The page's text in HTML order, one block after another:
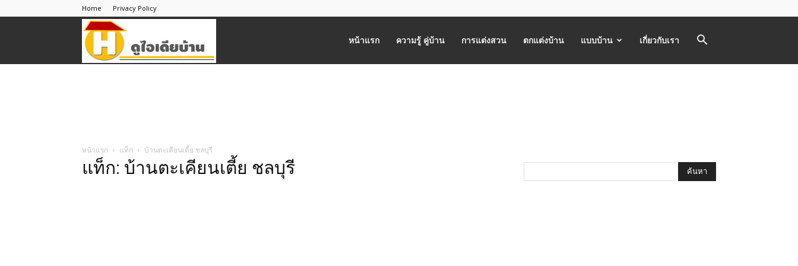
Home Privacy Policy
หน้าแรก ความรู้ คู่บ้าน การแต่งสวน ตกแต่งบ้าน แบบบ้าน เกี่ยวกับเรา
หน้าแรก แท็ก บ้านตะเคียนเตี้ย ชลบุรี
แท็ก: บ้านตะเคียนเตี้ย ชลบุรี